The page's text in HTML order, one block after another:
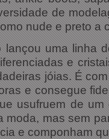
de
nude e preto a
lançou uma linha
e
jóias. É
e consegue
usufruem de
moda, mas sem
e componham